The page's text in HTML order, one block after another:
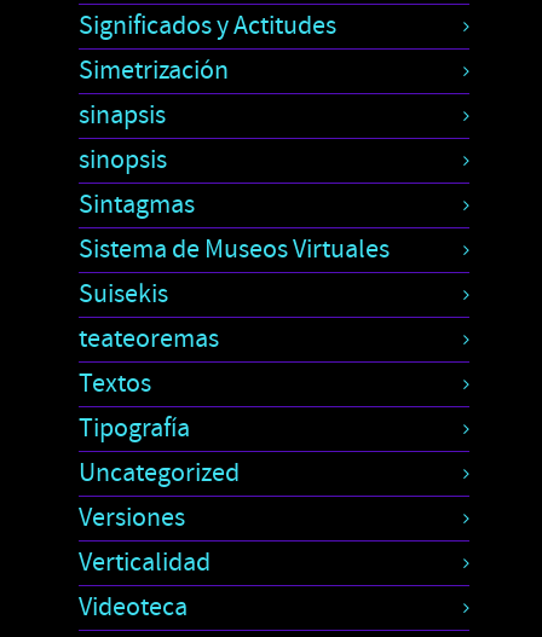
Significados y Actitudes
Simetrización
sinapsis
sinopsis
Sintagmas
Sistema de Museos Virtuales
Suisekis
teateoremas
Textos
Tipografía
Uncategorized
Versiones
Verticalidad
Videoteca